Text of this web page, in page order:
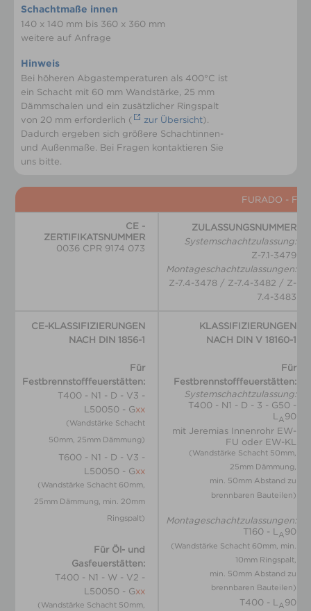
Schachtmaße innen
140 x 140 mm bis 360 x 360 mm
weitere auf Anfrage
Hinweis
Bei höheren Abgastemperaturen als 400°C ist
ein Schacht mit 60 mm Wandstärke, 25 mm
Dämmschalen und ein zusätzlicher Ringspalt
von 20 mm erforderlich (
zur Übersicht).
Dadurch ergeben sich größere Schachtinnen-
und Außenmaße. Bei Fragen kontaktieren Sie
uns bitte.
FURADO - F
CE -
ZERTIFIKATSNUMMER
0036 CPR 9174 073
ZULASSUNGSNUMMER
Systemschachtzulassung:
Z-7.1-3479
Montageschachtzulassungen:
Z-7.4-3478 / Z-7.4-3482 / Z-
7.4-3483
CE-KLASSIFIZIERUNGEN
NACH DIN 1856-1
Für
Festbrennstofffeuerstätten:
T400 - N1 - D - V3 -
L50050 - Gxx
(Wandstärke Schacht
50mm, 25mm Dämmung)
T600 - N1 - D - V3 -
L50050 - Gxx
(Wandstärke Schacht 60mm,
25mm Dämmung, min. 20mm
Ringspalt)
Für Öl- und
Gasfeuerstätten:
T400 - N1 - W - V2 -
L50050 - Gxx
(Wandstärke Schacht 50mm,
KLASSIFIZIERUNGEN
NACH
DIN V 18160-1
Für
Festbrennstofffeuerstätten:
Systemschachtzulassung:
T400 - N1 - D - 3 - G50 -
L A90
mit Jeremias Innenrohr EW-
FU oder EW-KL
(Wandstärke Schacht 50mm,
25mm Dämmung,
min. 50mm Abstand zu
brennbaren Bauteilen)
Montageschachtzulassungen:
T160 - L A90
(Wandstärke Schacht 60mm, min.
10mm Ringspalt,
min. 50mm Abstand zu
brennbaren Bauteilen)
T400 - L A90